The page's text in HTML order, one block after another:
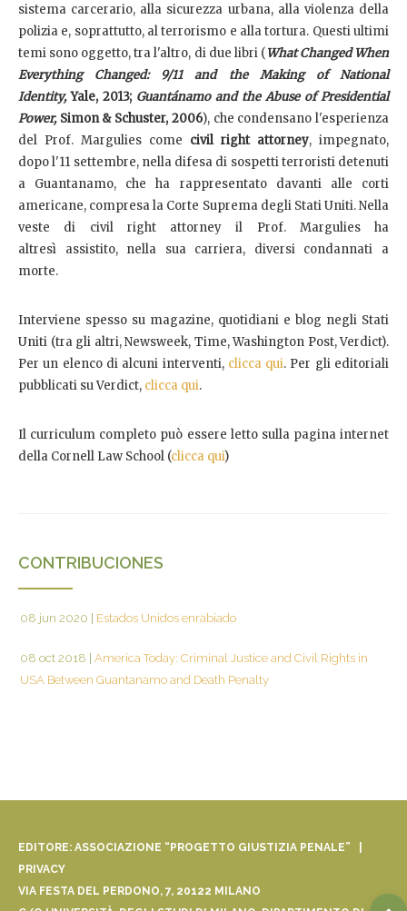
sistema carcerario, alla sicurezza urbana, alla violenza della
polizia e, soprattutto, al terrorismo e alla tortura. Questi ultimi
temi sono oggetto, tra l'altro, di due libri (What Changed When
Everything Changed: 9/11 and the Making of National
Identity,Yale, 2013; Guantánamo and the Abuse of Presidential
Power,Simon & Schuster, 2006), che condensano l'esperienza
del Prof. Margulies come civil right attorney, impegnato,
dopo l'11 settembre, nella difesa di sospetti terroristi detenuti
a Guantanamo, che ha rappresentato davanti alle corti
americane, compresa la Corte Suprema degli Stati Uniti. Nella
veste di civil right attorney il Prof. Margulies ha
altresì assistito, nella sua carriera, diversi condannati a
morte.
Interviene spesso su magazine, quotidiani e blog negli Stati
Uniti (tra gli altri, Newsweek, Time, Washington Post, Verdict).
Per un elenco di alcuni interventi, clicca qui. Per gli editoriali
pubblicati su Verdict, clicca qui.
Il curriculum completo può essere letto sulla pagina internet
della Cornell Law School (clicca qui)
CONTRIBUCIONES
08 jun 2020 Estados Unidos enrabiado
08 oct 2018
America Today: Criminal Justice and Civil Rights in
USA Between Guantanamo and Death Penalty
EDITORE: ASSOCIAZIONE “PROGETTO GIUSTIZIA PENALE” |
PRIVACY
VIA FESTA DEL PERDONO, 7, 20122 MILANO